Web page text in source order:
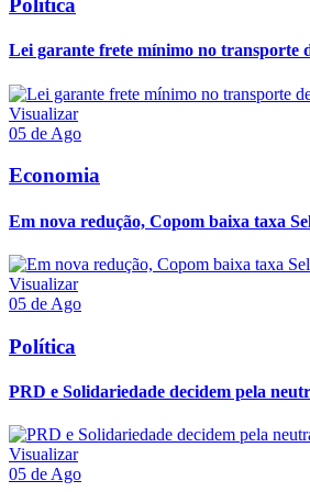
Política
Lei garante frete mínimo no transporte
Visualizar
05 de Ago
Economia
Em nova redução, Copom baixa taxa
Visualizar
05 de Ago
Política
PRD e Solidariedade decidem pela
Visualizar
05 de Ago